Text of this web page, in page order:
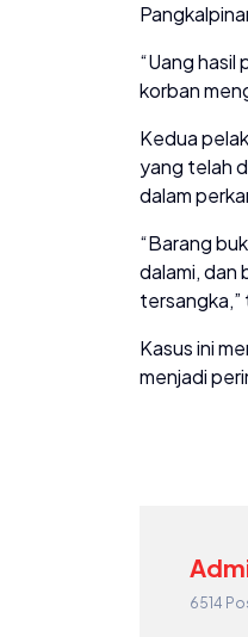
“Uang
korban
Kedua
yang telah
dalam
“Barang
dalami, dan
tersangka,”
Kasus ini
menjadi
6514